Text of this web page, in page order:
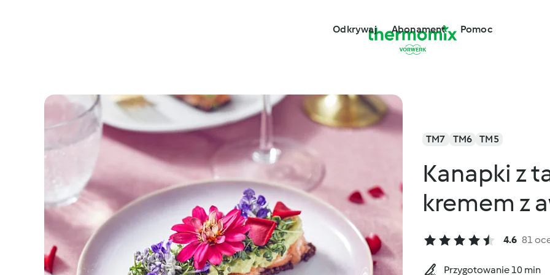
Odkrywaj Abonament Pomoc
TM7 TM6 TM5
Kanapki z
kremem z
4.6 81
Przygotowanie 10 min